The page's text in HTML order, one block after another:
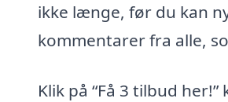
ikke længe, før du kan
kommentarer fra alle,
Klik på “Få 3 tilbud